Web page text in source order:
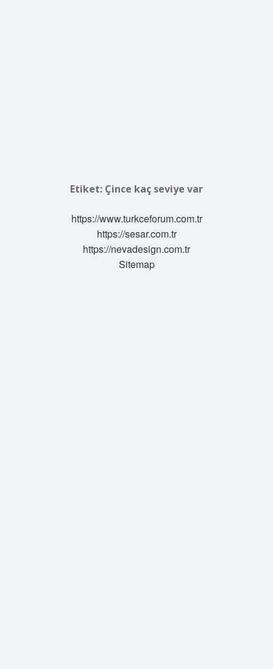
Etiket: Çince kaç seviye var
https://www.turkceforum.com.tr
https://sesar.com.tr
https://nevadesign.com.tr
Sitemap